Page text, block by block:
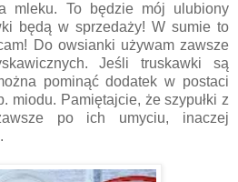
mleku. To będzie mój ulubiony
będą w sprzedaży! W sumie to
Do owsianki używam zawsze
Jeśli truskawki są
pominąć dodatek w postaci
miodu. Pamiętajcie, że szypułki z
po ich umyciu, inaczej